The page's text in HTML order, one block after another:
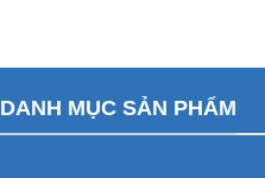
DANH MỤC SẢN PHẨM